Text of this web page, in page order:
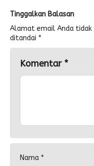
Tinggalkan Balasan
Alamat email Anda tidak
ditandai *
Komentar *
Nama *